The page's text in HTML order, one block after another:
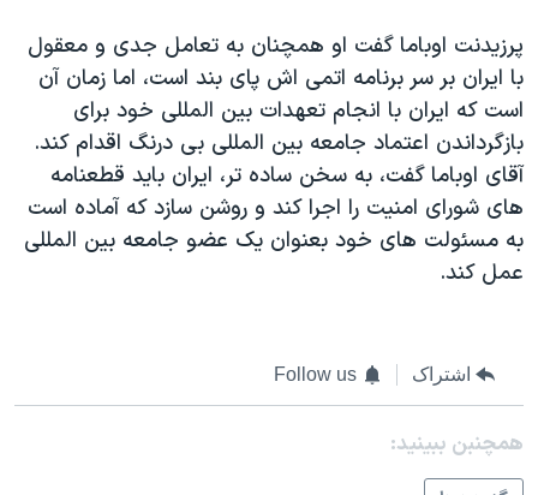
پرزیدنت اوباما گفت او همچنان به تعامل جدی و معقول
با ایران بر سر برنامه اتمی اش پای بند است، اما زمان آن
است که ایران با انجام تعهدات بین المللی خود برای
بازگرداندن اعتماد جامعه بین المللی بی درنگ اقدام کند.
آقای اوباما گفت، به سخن ساده تر، ایران باید قطعنامه
های شورای امنیت را اجرا کند و روشن سازد که آماده است
به مسئولت های خود بعنوان یک عضو جامعه بین المللی
عمل کند.
اشتراک Follow us
همچنبن ببینید: